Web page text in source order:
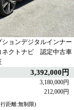
ョンデジタルインナー
クトナビ 認定中古車
3,392,000円
3,180,000円
212,000円
距離:無制限)